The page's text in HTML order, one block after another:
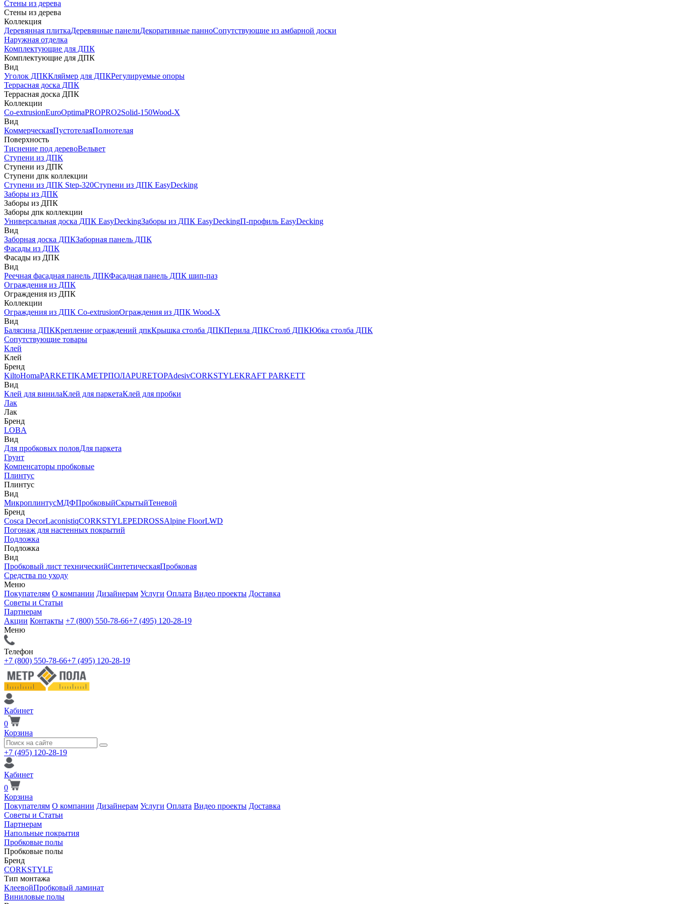
Стены из дерева
Стены из дерева
Коллекция
Деревянная плиткаДеревянные панелиДекоративные панноСопутствующие из амбарной доски
Наружная отделка
Комплектующие для ДПК
Комплектующие для ДПК
Вид
Уголок ДПККляймер для ДПКРегулируемые опоры
Террасная доска ДПК
Террасная доска ДПК
Коллекции
Co-extrusionEuroOptimaPROPRO2Solid-150Wood-X
Вид
КоммерческаяПустотелаяПолнотелая
Поверхность
Тиснение под деревоВельвет
Ступени из ДПК
Ступени из ДПК
Ступени дпк коллекции
Ступени из ДПК Step-320Ступени из ДПК EasyDecking
Заборы из ДПК
Заборы из ДПК
Заборы дпк коллекции
Универсальная доска ДПК EasyDeckingЗаборы из ДПК EasyDeckingП-профиль EasyDecking
Вид
Заборная доска ДПКЗаборная панель ДПК
Фасады из ДПК
Фасады из ДПК
Вид
Реечная фасадная панель ДПКФасадная панель ДПК шип-паз
Ограждения из ДПК
Ограждения из ДПК
Коллекции
Ограждения из ДПК Co-extrusionОграждения из ДПК Wood-X
Вид
Балясина ДПККрепление ограждений дпкКрышка столба ДПКПерила ДПКСтолб ДПКЮбка столба ДПК
Сопутствующие товары
Клей
Клей
Бренд
KiltoHomaPARKETIKAМЕТРПОЛАPURETOPAdesivCORKSTYLEKRAFT PARKETT
Вид
Клей для винилаКлей для паркетаКлей для пробки
Лак
Лак
Бренд
LOBA
Вид
Для пробковых половДля паркета
Грунт
Компенсаторы пробковые
Плинтус
Плинтус
Вид
МикроплинтусМДФПробковыйСкрытыйТеневой
Бренд
Cosca DecorLaconistiqCORKSTYLEPEDROSSAlpine FloorLWD
Погонаж для настенных покрытий
Подложка
Подложка
Вид
Пробковый лист техническийСинтетическаяПробковая
Средства по уходу
Меню
Покупателям О компании Дизайнерам Услуги Оплата Видео проекты Доставка
Советы и Статьи
Партнерам
Акции Контакты +7 (800) 550-78-66+7 (495) 120-28-19
Меню
Телефон
+7 (800) 550-78-66+7 (495) 120-28-19
Кабинет
0
Корзина
+7 (495) 120-28-19
Кабинет
0
Корзина
Покупателям О компании Дизайнерам Услуги Оплата Видео проекты Доставка
Советы и Статьи
Партнерам
Напольные покрытия
Пробковые полы
Пробковые полы
Бренд
CORKSTYLE
Тип монтажа
КлеевойПробковый ламинат
Виниловые полы